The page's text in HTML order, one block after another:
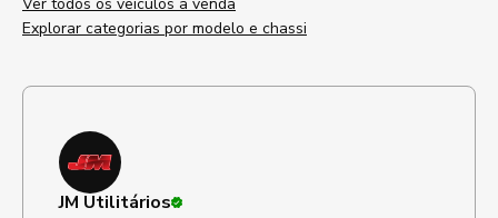
Explorar categorias por modelo e chassi
JM Utilitários